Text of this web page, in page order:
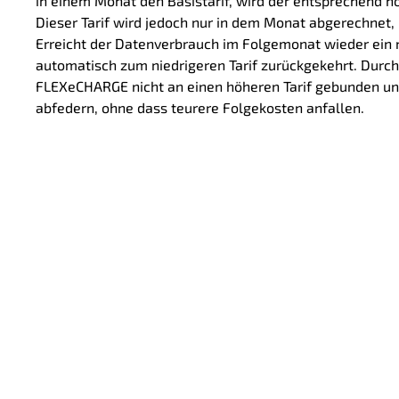
Dieser Tarif wird jedoch nur in dem Monat
Erreicht der Datenverbrauch im Folgemonat wieder ein
automatisch zum niedrigeren Tarif zurückgekehrt.
FLEXeCHARGE nicht an einen höheren Tarif gebunden
abfedern, ohne dass teurere Folgekosten anfallen.